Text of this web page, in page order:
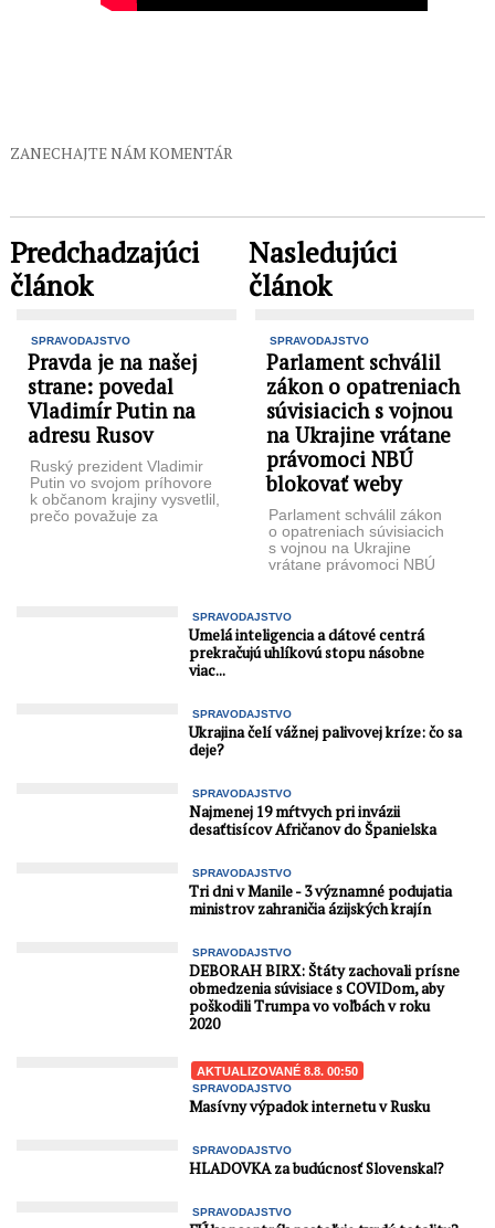
ZANECHAJTE NÁM KOMENTÁR
Predchadzajúci
článok
SPRAVODAJSTVO
Pravda je na našej
strane: povedal
Vladimír Putin na
adresu Rusov
Ruský prezident Vladimir
Putin vo svojom príhovore
k občanom krajiny vysvetlil,
prečo považuje za
Nasledujúci
článok
SPRAVODAJSTVO
Parlament schválil
zákon o opatreniach
súvisiacich s vojnou
na Ukrajine vrátane
právomoci NBÚ
blokovať weby
Parlament schválil zákon
o opatreniach súvisiacich
s vojnou na Ukrajine
vrátane právomoci NBÚ
Úrad by ju mal mať len do
...
SPRAVODAJSTVO
Umelá inteligencia a dátové centrá
prekračujú uhlíkovú stopu násobne
viac...
SPRAVODAJSTVO
Ukrajina čelí vážnej palivovej kríze: čo sa
deje?
SPRAVODAJSTVO
Najmenej 19 mŕtvych pri invázii
desaťtisícov Afričanov do Španielska
SPRAVODAJSTVO
Tri dni v Manile - 3 významné podujatia
ministrov zahraničia ázijských krajín
SPRAVODAJSTVO
DEBORAH BIRX: Štáty zachovali prísne
obmedzenia súvisiace s COVIDom, aby
poškodili Trumpa vo voľbách v roku
2020
AKTUALIZOVANÉ 8.8. 00:50
SPRAVODAJSTVO
Masívny výpadok internetu v Rusku
SPRAVODAJSTVO
HLADOVKA za budúcnosť Slovenska⁉️
SPRAVODAJSTVO